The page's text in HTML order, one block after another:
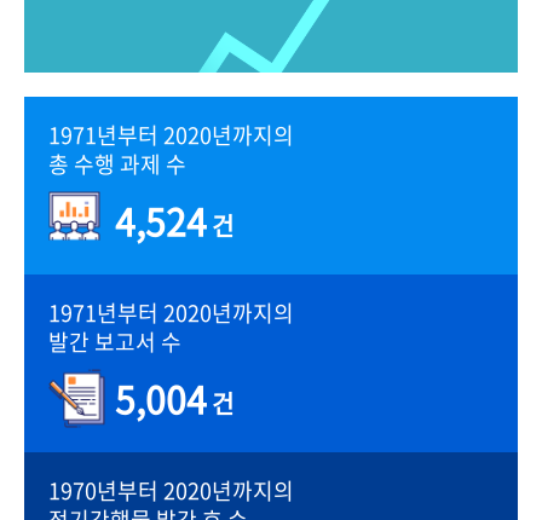
1971년부터 2020년까지의
총 수행 과제 수
4,524건
1971년부터 2020년까지의
발간 보고서 수
5,004건
1970년부터 2020년까지의